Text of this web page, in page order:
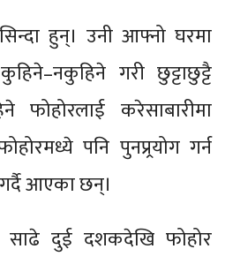
हुन्। उनी आफ्नो घरमा
गरी छुट्टाछुट्टै
करेसाबारीमा
पनि पुनप्र्रयोग गर्न
आएका छन्।
साढे दुई दशकदेखि फोहोर